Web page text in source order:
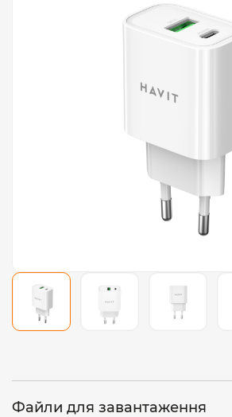
Файли для завантаження